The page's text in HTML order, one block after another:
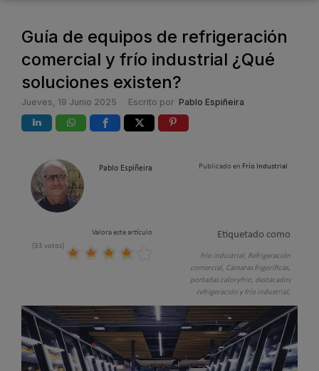
Guía de equipos de refrigeración
comercial y frío industrial ¿Qué
soluciones existen?
Jueves, 19 Junio 2025 Escrito por Pablo Espiñeira
Pablo Espiñeira Publicado en Frío Industrial
Valora este artículo
(33 votos)
Etiquetado como
frío industrial, Refrigeración
comercial, Cámaras frigoríficas,
portadas caloryfrio, destacados
refrigeración y frío industrial,